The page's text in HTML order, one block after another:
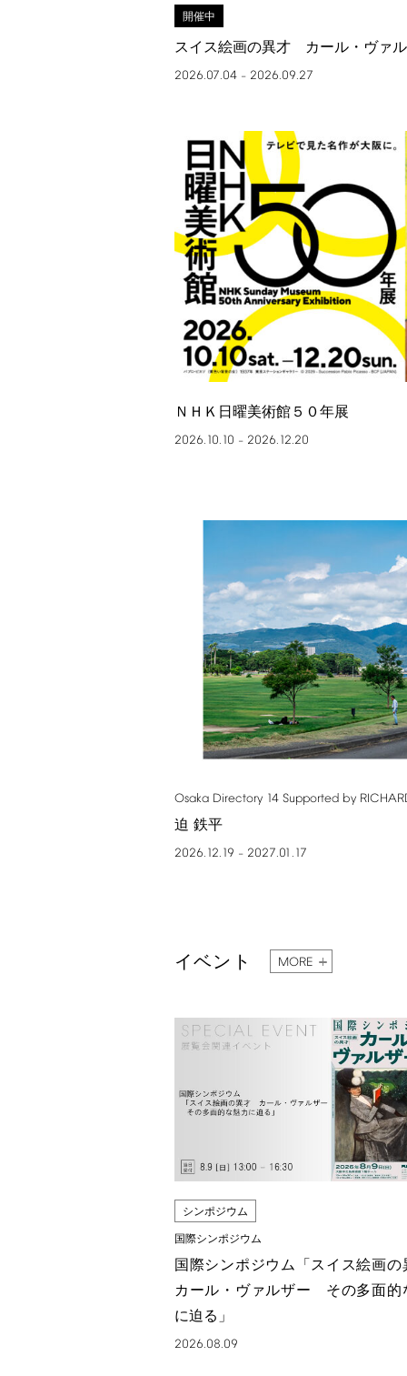
開催中
スイス絵画の異才 カール・ヴァ
2026.07.04 – 2026.09.27
ＮＨＫ日曜美術館５０年展
2026.10.10 – 2026.12.20
Osaka Directory 14 Supported by
迫 鉄平
2026.12.19 – 2027.01.17
イベント MORE
シンポジウム
国際シンポジウム
国際シンポジウム「スイス絵画
カール・ヴァルザー その多面的
に迫る」
2026.08.09